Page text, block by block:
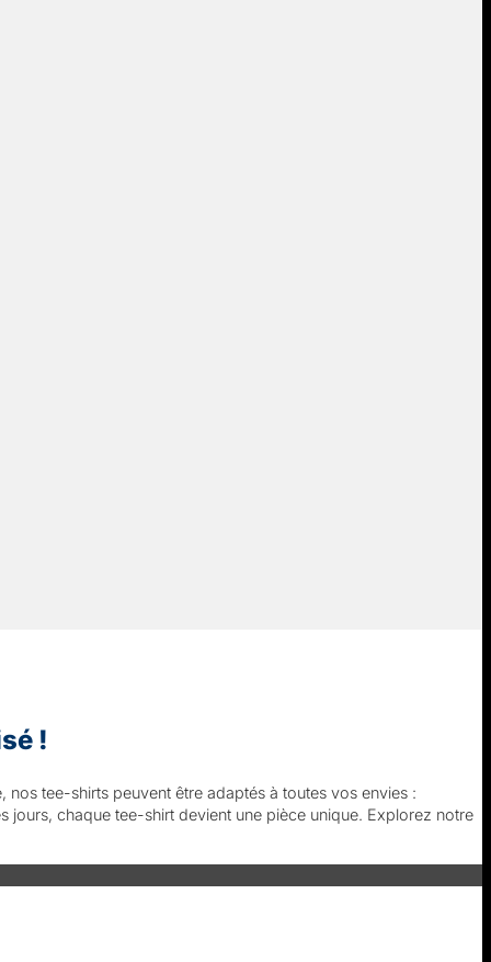
!
tee-shirts peuvent être adaptés à toutes vos envies :
chaque tee-shirt devient une pièce unique. Explorez notre